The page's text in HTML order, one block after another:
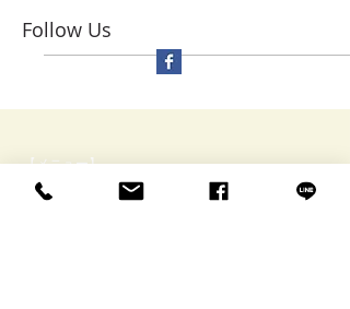
Follow Us
【メニュー】
​ HOME